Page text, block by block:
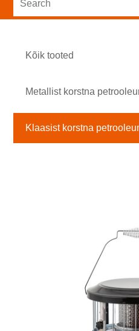
Kõik tooted
Metallist korstna
Klaasist korstna